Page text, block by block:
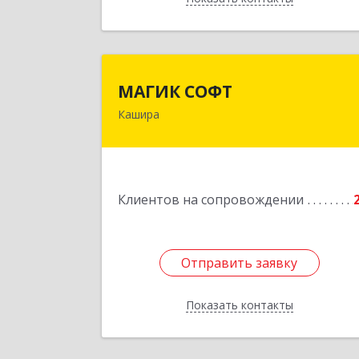
МАГИК СОФТ
Кашира
Клиентов на сопровождении
Отправить заявку
Показать контакты
Отправить заявку
Назад